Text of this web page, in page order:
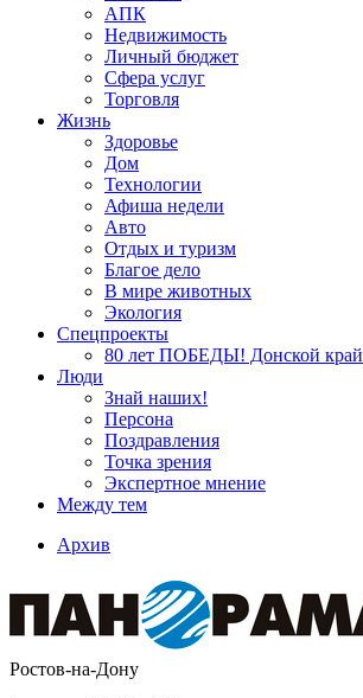
АПК
Недвижимость
Личный бюджет
Сфера услуг
Торговля
Жизнь
Здоровье
Дом
Технологии
Афиша недели
Авто
Отдых и туризм
Благое дело
В мире животных
Экология
Спецпроекты
80 лет ПОБЕДЫ! Донской край
Люди
Знай наших!
Персона
Поздравления
Точка зрения
Экспертное мнение
Между тем
Архив
Ростов-на-Дону